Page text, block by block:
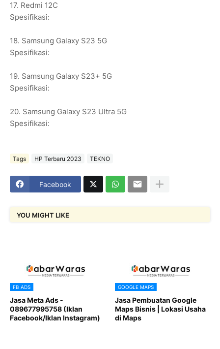
17. Redmi 12C
Spesifikasi:
18. Samsung Galaxy S23 5G
Spesifikasi:
19. Samsung Galaxy S23+ 5G
Spesifikasi:
20. Samsung Galaxy S23 Ultra 5G
Spesifikasi:
Tags HP Terbaru 2023 TEKNO
Facebook
YOU MIGHT LIKE
FB ADS
Jasa Meta Ads -
089677995758 (Iklan
Facebook/Iklan Instagram)
GOOGLE MAPS
Jasa Pembuatan Google
Maps Bisnis | Lokasi Usaha
di Maps